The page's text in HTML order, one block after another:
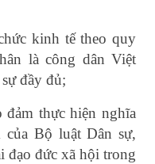
kinh tế theo quy
là công dân Việt
đầy đủ;
đảm thực hiện nghĩa
Bộ luật Dân sự,
đạo đức xã hội trong